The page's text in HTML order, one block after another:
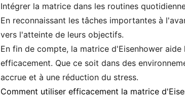
Intégrer la matrice dans les routines
En reconnaissant les tâches importantes à
vers l'atteinte de leurs objectifs.
En fin de compte, la matrice d'Eisenhower
efficacement. Que ce soit dans des
accrue et à une réduction du stress.
Comment utiliser efficacement la matrice